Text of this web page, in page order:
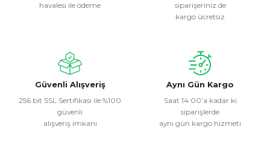
Ürün resmi kalitesiz, bozuk veya görüntülenemiyor.
Ürün fiyatı diğer sitelerden daha pahalı.
Bu ürüne benzer farklı alternatifler olmalı.
havalesi ile ödeme
siparişeriniz de
kargo ücretsiz
Güvenli Alışveriş
256 bit SSL Sertifikası ile %100
güvenli
alışveriş imkanı
Aynı Gün Kargo
Saat 14:00’a kadar ki
siparişlerde
aynı gün kargo hizmeti